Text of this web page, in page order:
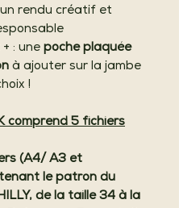
rendu créatif et
: une poche plaquée
à ajouter sur la jambe
!
comprend 5 fichiers
(A4/ A3 et
le patron du
de la taille 34 à la